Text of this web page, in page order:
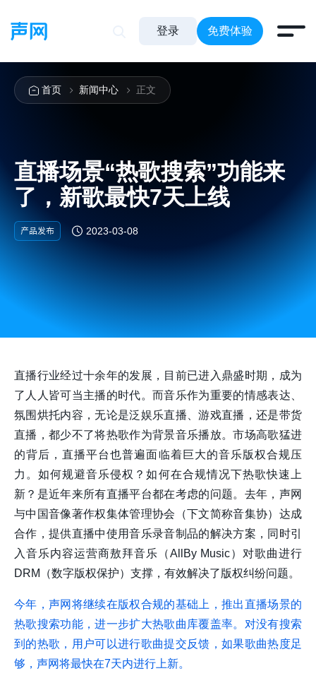
登录 免费体验
首页 新闻中心 正文
直播场景“热歌搜索”功能来
了，新歌最快7天上线
产品发布 2023-03-08
直播行业经过十余年的发展，目前已进入鼎盛时期，成为
了人人皆可当主播的时代。而音乐作为重要的情感表达、
氛围烘托内容，无论是泛娱乐直播、游戏直播，还是带货
直播，都少不了将热歌作为背景音乐播放。市场高歌猛进
的背后，直播平台也普遍面临着巨大的音乐版权合规压
力。如何规避音乐侵权？如何在合规情况下热歌快速上
新？是近年来所有直播平台都在考虑的问题。去年，声网
与中国音像著作权集体管理协会（下文简称音集协）达成
合作，提供直播中使用音乐录音制品的解决方案，同时引
入音乐内容运营商敖拜音乐（AllBy Music）对歌曲进行
DRM（数字版权保护）支撑，有效解决了版权纠纷问题。
今年，声网将继续在版权合规的基础上，推出直播场景的
热歌搜索功能，进一步扩大热歌曲库覆盖率。对没有搜索
到的热歌，用户可以进行歌曲提交反馈，如果歌曲热度足
够，声网将最快在7天内进行上新。